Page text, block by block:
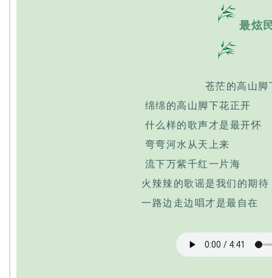
最炫
苍茫的高山
绵绵的高山脚下花正开
什么样的歌声才是最开怀
弯弯河水从天上来
流下万紫千红一片海
火辣辣的歌谣是我们的期待
一路边走边唱才是最自在